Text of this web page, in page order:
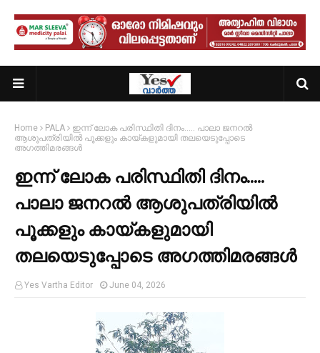
Home PALA
ഇന്ന് ലോക പരിസ്ഥിതി ദിനം..... പാലാ ജനറല്‍
ആശുപത്രിയില്‍ പൂക്കളും കായ്കളുമായി തലയെടുപ്പോടെ
അഗത്തിമരങ്ങള്‍
ഇന്ന് ലോക പരിസ്ഥിതി ദിനം.....
പാലാ ജനറല്‍ ആശുപത്രിയില്‍
പൂക്കളും കായ്കളുമായി
തലയെടുപ്പോടെ അഗത്തിമരങ്ങള്‍
Yes Vartha Editor June 04, 2026